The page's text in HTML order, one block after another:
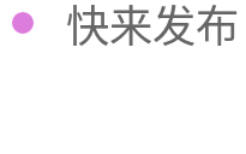
快来发布